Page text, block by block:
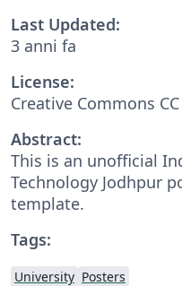
Last Updated:
3 anni fa
License:
Creative Commons
Abstract:
This is an unofficial
Technology Jodhpur
template.
Tags:
University Posters